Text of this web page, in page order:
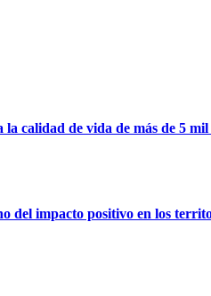
calidad de vida de más de 5
del impacto positivo en los